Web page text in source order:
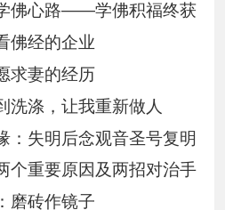
佛心路——学佛积福终获
佛经的企业
求妻的经历
洗涤，让我重新做人
：失明后念观音圣号复明
个重要原因及两招对治手
磨砖作镜子